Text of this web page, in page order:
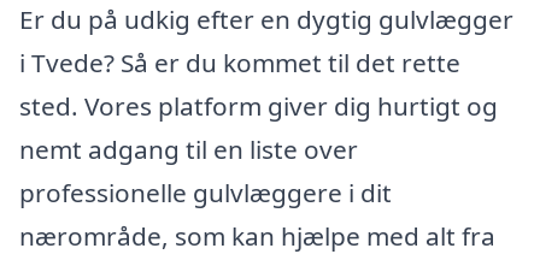
Er du på udkig efter en dygtig gulvlægger
i Tvede? Så er du kommet til det rette
sted. Vores platform giver dig hurtigt og
nemt adgang til en liste over
professionelle gulvlæggere i dit
nærområde, som kan hjælpe med alt fra